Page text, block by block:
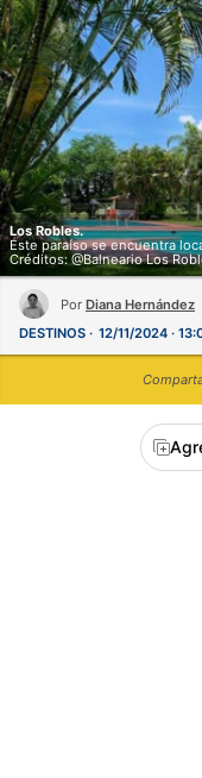
Los Robles.
Este paraíso se encuentra
Créditos: @Balneario Los
Por Diana Hernández
DESTINOS
12/11/2024 ·